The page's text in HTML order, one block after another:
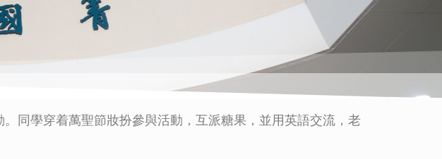
同學穿着萬聖節妝扮參與活動，互派糖果，並用英語交流，老